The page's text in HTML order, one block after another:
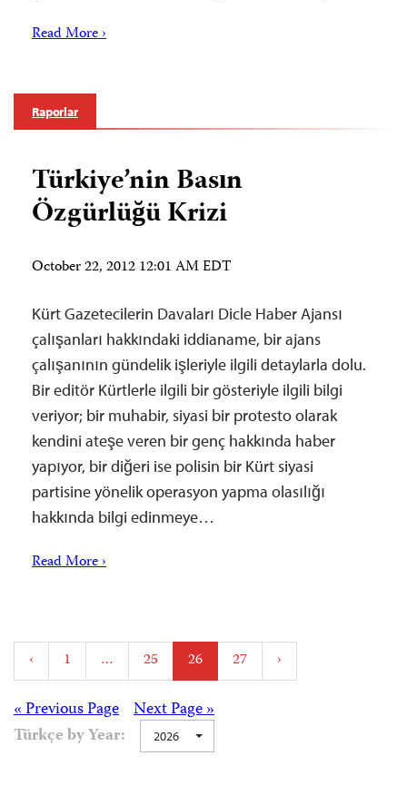
Read More ›
Raporlar
Türkiye’nin Basın
Özgürlüğü Krizi
October 22, 2012 12:01 AM EDT
Kürt Gazetecilerin Davaları Dicle Haber Ajansı
çalışanları hakkındaki iddianame, bir ajans
çalışanının gündelik işleriyle ilgili detaylarla dolu.
Bir editör Kürtlerle ilgili bir gösteriyle ilgili bilgi
veriyor; bir muhabir, siyasi bir protesto olarak
kendini ateşe veren bir genç hakkında haber
yapıyor, bir diğeri ise polisin bir Kürt siyasi
partisine yönelik operasyon yapma olasılığı
hakkında bilgi edinmeye…
Read More ›
Posts
pagination
‹ 1 … 25 26 27 ›
Posts
navigation
Next Page »
« Previous Page
Türkçe by Year:
2026